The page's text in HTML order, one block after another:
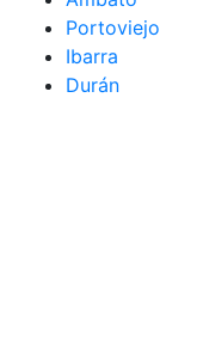
Portoviejo
Ibarra
Durán